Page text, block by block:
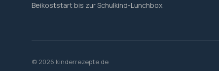
Beikoststart bis zur Schulkind-Lunchbox.
© 2026 kinderrezepte.de